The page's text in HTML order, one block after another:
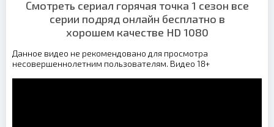
Смотреть сериал горячая точка 1 сезон все
серии подряд онлайн бесплатно в
хорошем качестве HD 1080
Данное видео не рекомендовано для просмотра
несовершеннолетним пользователям. Видео 18+